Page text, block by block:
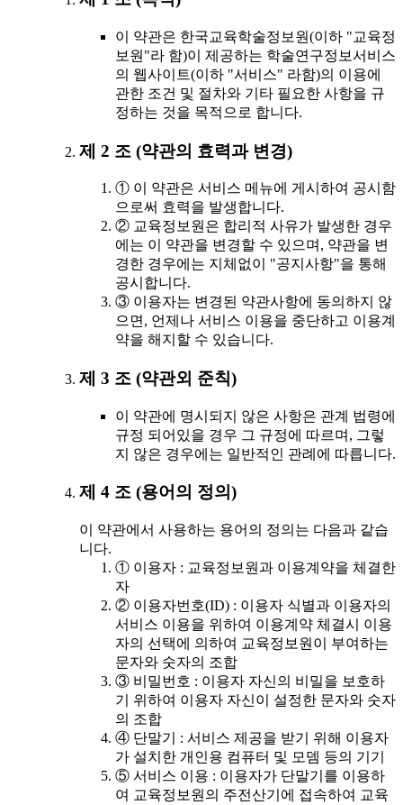
이 약관은 한국교육학술정보원(이하 "교육정
보원"라 함)이 제공하는 학술연구정보서비스
의 웹사이트(이하 "서비스" 라함)의 이용에
관한 조건 및 절차와 기타 필요한 사항을 규
정하는 것을 목적으로 합니다.
제 2 조 (약관의 효력과 변경)
① 이 약관은 서비스 메뉴에 게시하여 공시함
으로써 효력을 발생합니다.
② 교육정보원은 합리적 사유가 발생한 경우
에는 이 약관을 변경할 수 있으며, 약관을 변
경한 경우에는 지체없이 "공지사항"을 통해
공시합니다.
③ 이용자는 변경된 약관사항에 동의하지 않
으면, 언제나 서비스 이용을 중단하고 이용계
약을 해지할 수 있습니다.
제 3 조 (약관외 준칙)
이 약관에 명시되지 않은 사항은 관계 법령에
규정 되어있을 경우 그 규정에 따르며, 그렇
지 않은 경우에는 일반적인 관례에 따릅니다.
제 4 조 (용어의 정의)
이 약관에서 사용하는 용어의 정의는 다음과 같습
니다.
① 이용자 : 교육정보원과 이용계약을 체결한
자
② 이용자번호(ID) : 이용자 식별과 이용자의
서비스 이용을 위하여 이용계약 체결시 이용
자의 선택에 의하여 교육정보원이 부여하는
문자와 숫자의 조합
③ 비밀번호 : 이용자 자신의 비밀을 보호하
기 위하여 이용자 자신이 설정한 문자와 숫자
의 조합
④ 단말기 : 서비스 제공을 받기 위해 이용자
가 설치한 개인용 컴퓨터 및 모뎀 등의 기기
⑤ 서비스 이용 : 이용자가 단말기를 이용하
여 교육정보원의 주전산기에 접속하여 교육